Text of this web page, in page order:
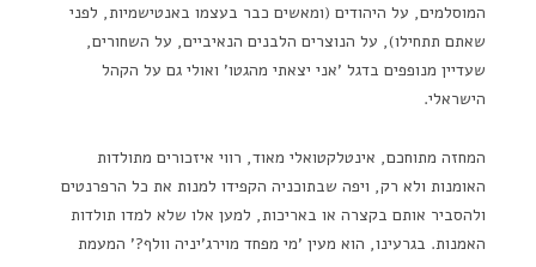
המוסלמים, על היהודים (ומאשים כבר בעצמו באנטישמיות, לפני
שאתם תתחילו), על הנוצרים הלבנים הנאיביים, על השחורים,
שעדיין מנופפים בדגל 'אני יצאתי מהגטו' ואולי גם על הקהל
הישראלי.
המחזה מתוחכם, אינטלקטואלי מאוד, רווי איזכורים מתולדות
האומנות ולא רק, ויפה שבתוכניה הקפידו למנות את כל הרפרנטים
ולהסביר אותם בקצרה או באריכות, למען אלו שלא למדו תולדות
האמנות. בגרעינו, הוא מעין 'מי מפחד מוירג'יניה וולף?' המעמת